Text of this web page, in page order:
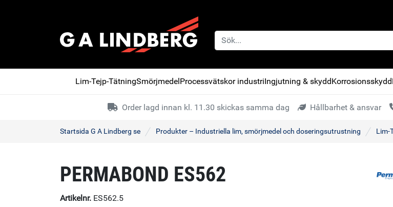
Lim-Tejp-TätningSmörjmedelProcessvätskor industriIngjutning & skyddKorrosionsskydd
Order lagd innan kl. 11.30 skickas samma dag Hållbarhet & ansvar
Startsida G A Lindberg se Produkter – Industriella lim, smörjmedel och doseringsutrustning Lim-
PERMABOND ES562
Artikelnr. ES562.5